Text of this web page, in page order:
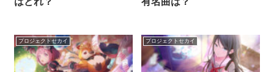
プロジェクトセカイ プロジェクトセカイ